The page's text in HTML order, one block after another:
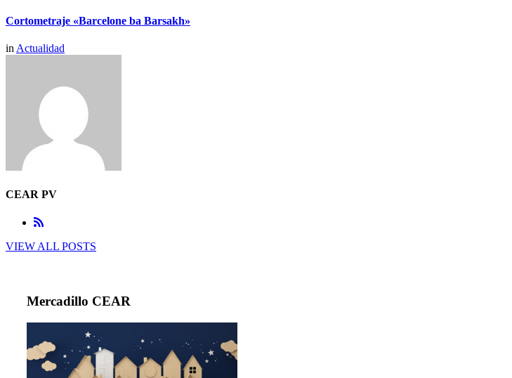
Cortometraje «Barcelone ba Barsakh»
in Actualidad
CEAR PV
VIEW ALL POSTS
Mercadillo CEAR